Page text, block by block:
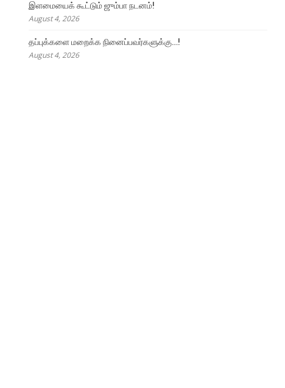
இளமையைக் கூட்டும் ஜும்பா நடனம்!
August 4, 2026
தப்புக்களை மறைக்க நினைப்பவர்களுக்கு…!
August 4, 2026